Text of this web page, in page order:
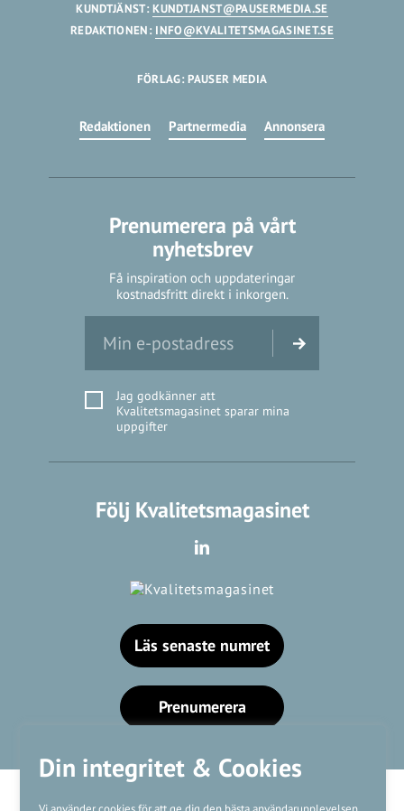
Din integritet & Cookies
KUNDTJÄNST:KUNDTJANST@PAUSERMEDIA.SE
REDAKTIONEN: INFO@KVALITETSMAGASINET.SE
FÖRLAG: PAUSER MEDIA
Redaktionen Partnermedia Annonsera
Prenumerera på vårt
nyhetsbrev
Få inspiration och uppdateringar
kostnadsfritt direkt i inkorgen.
Jag godkänner att
Kvalitetsmagasinet sparar mina
uppgifter
Följ Kvalitetsmagasinet
Läs senaste numret
Prenumerera